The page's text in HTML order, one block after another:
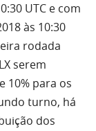
UTC e com
às 10:30
rodada
serem
10% para os
turno, há
dos